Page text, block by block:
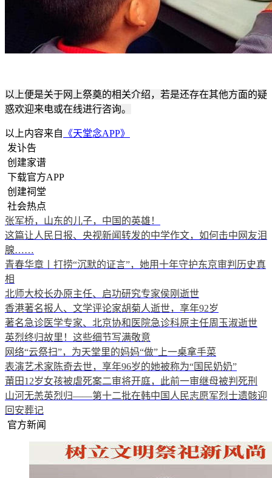
以上便是关于网上祭奠的相关介绍，若是还存在其他方面的疑
惑欢迎来电或在线进行咨询。
以上内容来自 《天堂念APP》
发讣告
创建家谱
下载官方APP
创建祠堂
社会热点
张军桥，山东的儿子，中国的英雄！
这篇让人民日报、央视新闻转发的中学作文，如何击中网友泪
腺……
青春华章丨打捞“沉默的证言”，她用十年守护东京审判历史真
相
北师大校长办原主任、启功研究专家侯刚逝世
香港著名报人、文学评论家胡菊人逝世，享年92岁
著名急诊医学专家、北京协和医院急诊科原主任周玉淑逝世
英烈终归故里！这些细节写满敬意
网络“云祭扫”，为天堂里的妈妈“做”上一桌拿手菜
表演艺术家陈奇去世，享年96岁的她被称为“国民奶奶”
莆田12岁女孩被虐死案二审将开庭，此前一审继母被判死刑
山河无恙英烈归——第十二批在韩中国人民志愿军烈士遗骸迎
回安葬记
官方新闻